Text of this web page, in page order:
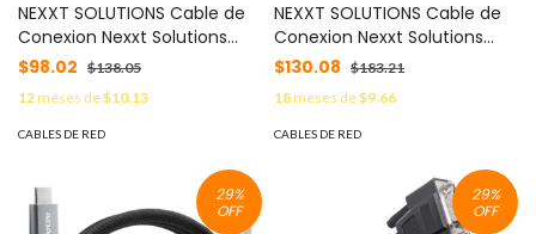
NEXXT SOLUTIONS Cable de
Conexion Nexxt Solutions
U/UTP Cat6A 90 cm LSZH
(Compuesto sin Halogeno
de Baja Toxicidad) Gris MOD:
AB362NXT06
$98.02 $138.05
12meses de$10.13
CABLES DE RED
NEXXT SOLUTIONS Cable de
Conexion Nexxt Solutions
U/UTP Cat6 3 Mts LSZH
(Compuesto sin Halogeno
de Baja Toxicidad) Gris MOD:
AB361NXT40
$130.08 $183.21
18meses de$9.66
CABLES DE RED
29%
OFF
29%
OFF